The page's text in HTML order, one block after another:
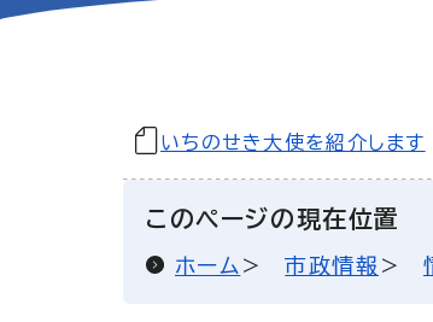
いちのせき大使を紹介します
このページの現在位置
ホーム 市政情報